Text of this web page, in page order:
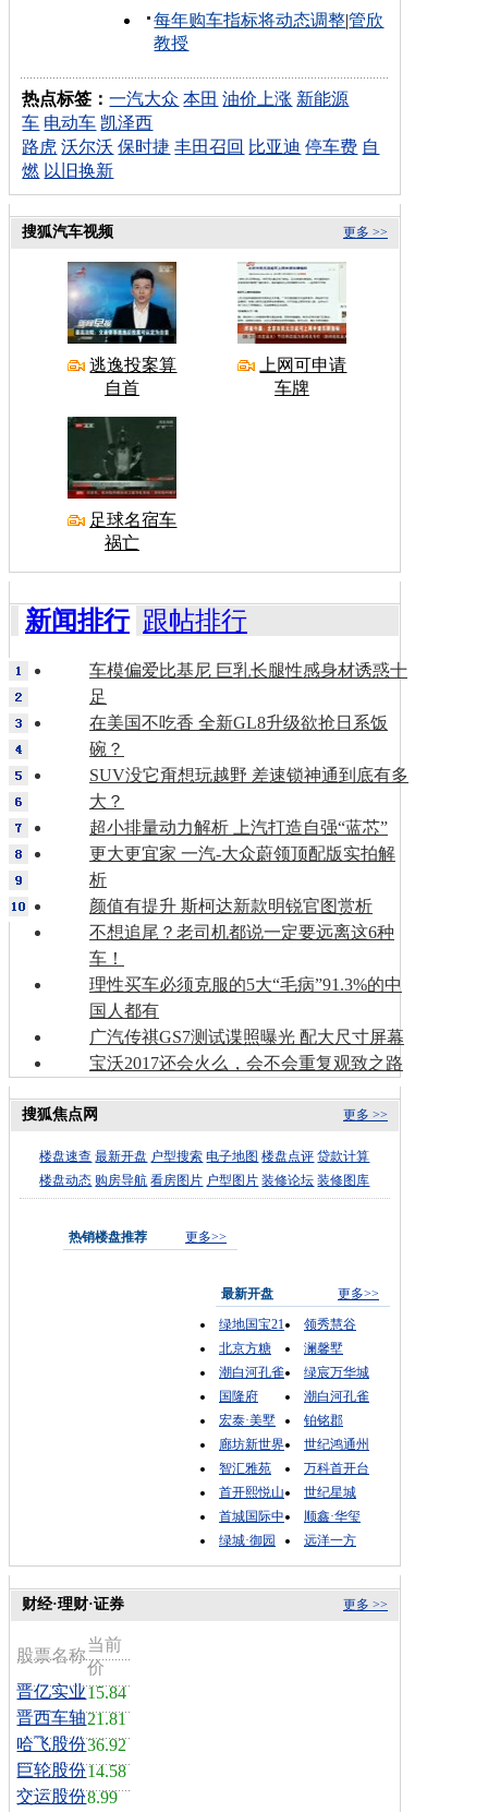
每年购车指标将动态调整|管欣
教授
热点标签：一汽大众 本田 油价上涨 新能源
车 电动车 凯泽西
路虎 沃尔沃 保时捷 丰田召回 比亚迪 停车费 自
燃 以旧换新
更多 >>
搜狐汽车视频
逃逸投案算
自首
上网可申请
车牌
足球名宿车
祸亡
新闻排行 跟帖排行
车模偏爱比基尼 巨乳长腿性感身材诱惑十
足
在美国不吃香 全新GL8升级欲抢日系饭
碗？
SUV没它甭想玩越野 差速锁神通到底有多
大？
超小排量动力解析 上汽打造自强“蓝芯”
更大更宜家 一汽-大众蔚领顶配版实拍解
析
颜值有提升 斯柯达新款明锐官图赏析
不想追尾？老司机都说一定要远离这6种
车！
理性买车必须克服的5大“毛病”91.3%的中
国人都有
广汽传祺GS7测试谍照曝光 配大尺寸屏幕
宝沃2017还会火么，会不会重复观致之路
更多 >>
搜狐焦点网
楼盘速查 最新开盘 户型搜索 电子地图 楼盘点评 贷款计算
楼盘动态 购房导航 看房图片 户型图片 装修论坛 装修图库
热销楼盘推荐 更多>>
最新开盘
更多>>
绿地国宝21
领秀慧谷
北京方糖
澜馨墅
潮白河孔雀
绿宸万华城
国隆府
潮白河孔雀
宏泰·美墅
铂铭郡
廊坊新世界
世纪鸿通州
智汇雅苑
万科首开台
首开熙悦山
世纪星城
首城国际中
顺鑫·华玺
绿城·御园
远洋一方
更多 >>
财经·理财·证券
股票名称
当前
价
晋亿实业15.84
晋西车轴21.81
哈飞股份36.92
巨轮股份14.58
交运股份8.99